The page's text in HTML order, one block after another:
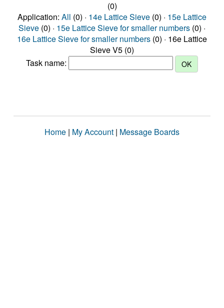
(0)
Application: All (0) · 14e Lattice Sieve (0) · 15e Lattice
Sieve (0) · 15e Lattice Sieve for smaller numbers (0) ·
16e Lattice Sieve for smaller numbers (0) · 16e Lattice
Sieve V5 (0)
Task name:
Home | My Account | Message Boards